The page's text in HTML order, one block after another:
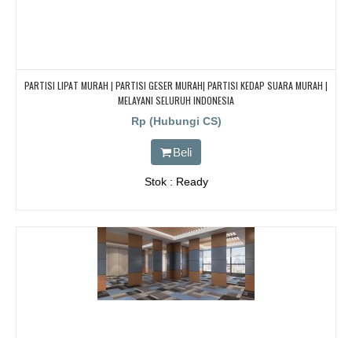
PARTISI LIPAT MURAH | PARTISI GESER MURAH| PARTISI KEDAP SUARA MURAH |
MELAYANI SELURUH INDONESIA
Rp (Hubungi CS)
Beli
Stok : Ready